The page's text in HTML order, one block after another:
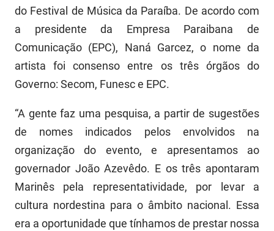
PBTUR
Projeto Cooperar
PROCASE
PROCON
Polícia Civil
do Festival de Música da Paraíba. De acordo com
a presidente da Empresa Paraibana de
Comunicação (EPC), Naná Garcez, o nome da
artista foi consenso entre os três órgãos do
Governo: Secom, Funesc e EPC.
“A gente faz uma pesquisa, a partir de sugestões
de nomes indicados pelos envolvidos na
organização do evento, e apresentamos ao
governador João Azevêdo. E os três apontaram
Marinês pela representatividade, por levar a
cultura nordestina para o âmbito nacional. Essa
era a oportunidade que tínhamos de prestar nossa